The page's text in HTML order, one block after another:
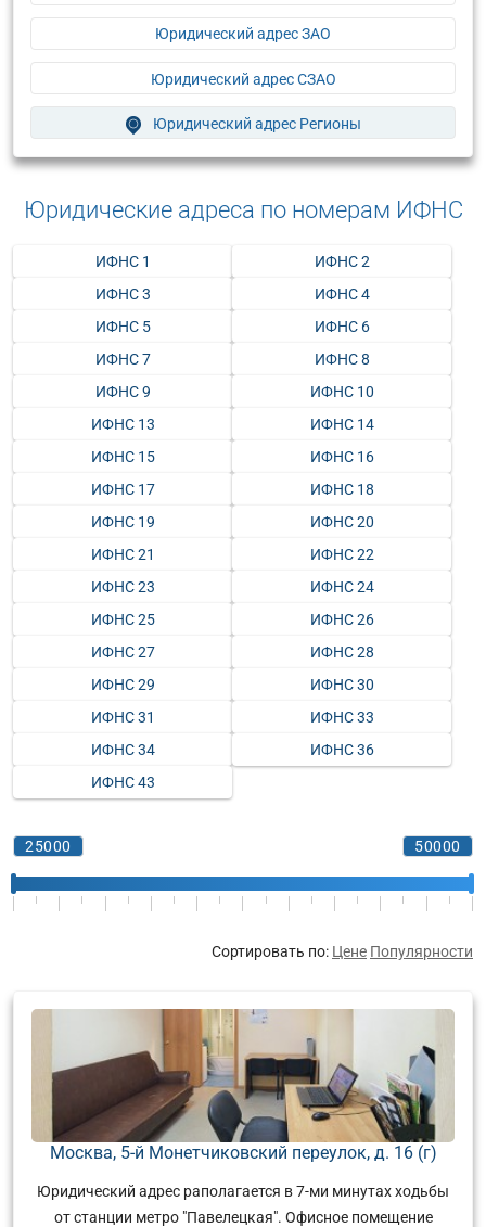
Юридический адрес ЗАО
Юридический адрес СЗАО
Юридический адрес Регионы
Юридические адреса по номерам ИФНС
ИФНС 1
ИФНС 2
ИФНС 3
ИФНС 4
ИФНС 5
ИФНС 6
ИФНС 7
ИФНС 8
ИФНС 9
ИФНС 10
ИФНС 13
ИФНС 14
ИФНС 15
ИФНС 16
ИФНС 17
ИФНС 18
ИФНС 19
ИФНС 20
ИФНС 21
ИФНС 22
ИФНС 23
ИФНС 24
ИФНС 25
ИФНС 26
ИФНС 27
ИФНС 28
ИФНС 29
ИФНС 30
ИФНС 31
ИФНС 33
ИФНС 34
ИФНС 36
ИФНС 43
Сортировать по: Цене Популярности
Москва, 5-й Монетчиковский переулок, д. 16 (г)
Юридический адрес раполагается в 7-ми минутах ходьбы
от станции метро "Павелецкая". Офисное помещение